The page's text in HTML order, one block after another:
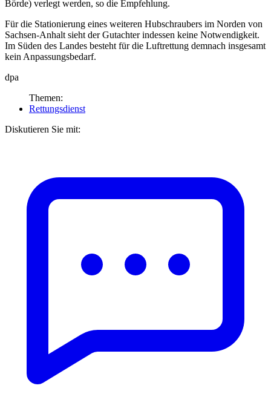
Börde) verlegt werden, so die Empfehlung.
Für die Stationierung eines weiteren Hubschraubers im Norden von
Sachsen-Anhalt sieht der Gutachter indessen keine Notwendigkeit.
Im Süden des Landes besteht für die Luftrettung demnach insgesamt
kein Anpassungsbedarf.
dpa
Themen:
Rettungsdienst
Diskutieren Sie mit: